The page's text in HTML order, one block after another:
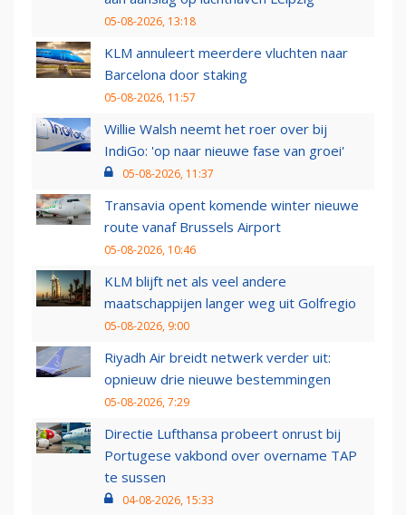
05-08-2026, 13:18
KLM annuleert meerdere vluchten naar
Barcelona door staking
05-08-2026, 11:57
Willie Walsh neemt het roer over bij
IndiGo: 'op naar nieuwe fase van groei'
05-08-2026, 11:37
Transavia opent komende winter nieuwe
route vanaf Brussels Airport
05-08-2026, 10:46
KLM blijft net als veel andere
maatschappijen langer weg uit Golfregio
05-08-2026, 9:00
Riyadh Air breidt netwerk verder uit:
opnieuw drie nieuwe bestemmingen
05-08-2026, 7:29
Directie Lufthansa probeert onrust bij
Portugese vakbond over overname TAP
te sussen
04-08-2026, 15:33